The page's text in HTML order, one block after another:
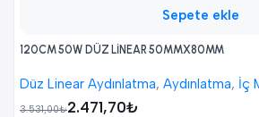
Sepete ekle
120CM 50W DÜZ LİNEAR 50MMX80MM
Düz Linear Aydınlatma, Aydınlatma, İç
3.531,00₺2.471,70₺